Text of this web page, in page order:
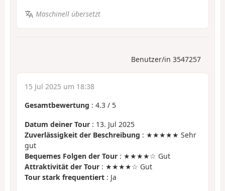
Maschinell übersetzt
Benutzer/in 3547257
15 Jul 2025 um 18:38
Gesamtbewertung : 4.3 / 5
Datum deiner Tour : 13. Jul 2025
Zuverlässigkeit der Beschreibung : ★★★★★ Sehr
gut
Bequemes Folgen der Tour : ★★★★☆ Gut
Attraktivität der Tour : ★★★★☆ Gut
Tour stark frequentiert : Ja